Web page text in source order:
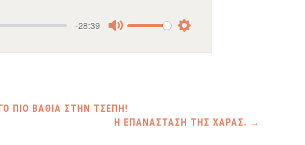
-28:39
ΠΙΟ ΒΑΘΙΑ ΣΤΗΝ ΤΣΕΠΗ!
Η ΕΠΑΝΑΣΤΑΣΗ ΤΗΣ ΧΑΡΑΣ. →